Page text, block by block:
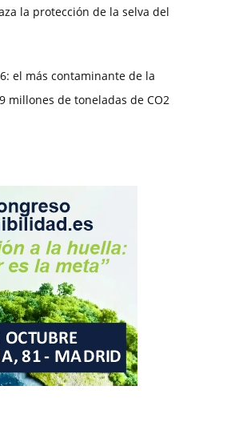
la protección de la selva del
el más contaminante de la
millones de toneladas de CO2